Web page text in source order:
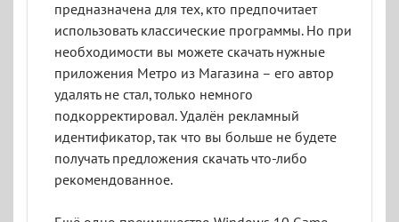
предназначена для тех, кто предпочитает
использовать классические программы. Но при
необходимости вы можете скачать нужные
приложения Метро из Магазина – его автор
удалять не стал, только немного
подкорректировал. Удалён рекламный
идентификатор, так что вы больше не будете
получать предложения скачать что-либо
рекомендованное.